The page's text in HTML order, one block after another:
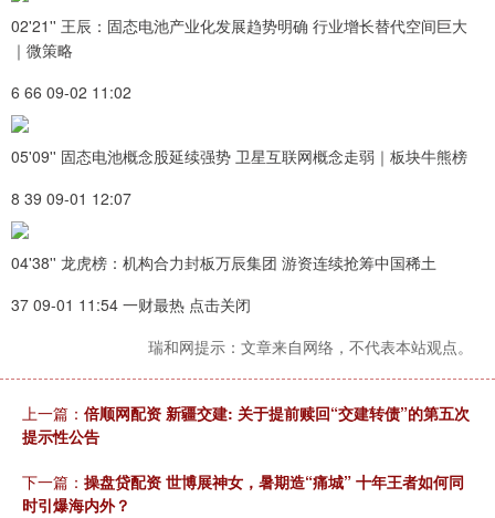
02'21'' 王辰：固态电池产业化发展趋势明确 行业增长替代空间巨大
｜微策略
6 66 09-02 11:02
05'09'' 固态电池概念股延续强势 卫星互联网概念走弱｜板块牛熊榜
8 39 09-01 12:07
04'38'' 龙虎榜：机构合力封板万辰集团 游资连续抢筹中国稀土
37 09-01 11:54 一财最热 点击关闭
瑞和网提示：文章来自网络，不代表本站观点。
上一篇： 倍顺网配资 新疆交建: 关于提前赎回“交建转债”的第五次
提示性公告
下一篇： 操盘贷配资 世博展神女，暑期造“痛城” 十年王者如何同
时引爆海内外？